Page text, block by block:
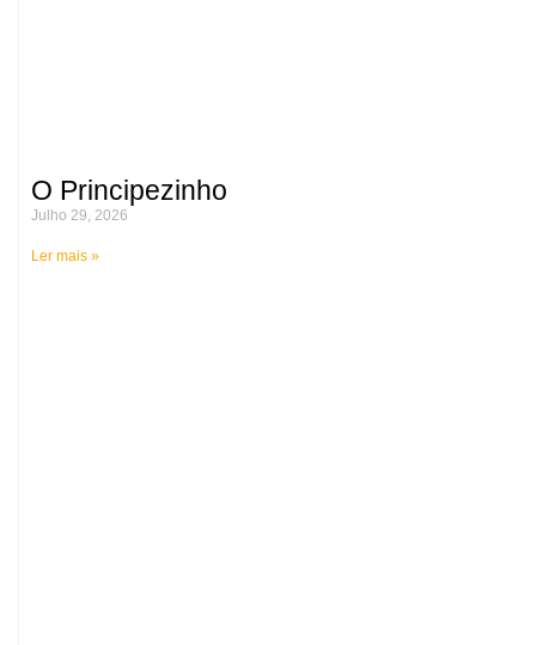
O Principezinho
Julho 29, 2026
Ler mais »